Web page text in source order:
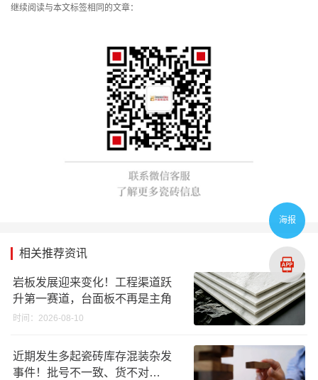
继续阅读与本文标签相同的文章：
相关推荐资讯
岩板发展迎来变化！工程渠道跃
升第一赛道，台面板不再是主角
时间：2026-08-10
近期发生多起瓷砖库存混装杂发
事件！批号不一致、货不对
海报